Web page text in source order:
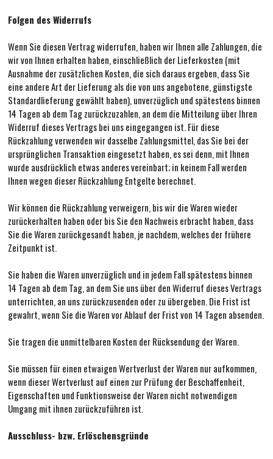
Folgen des Widerrufs
Wenn Sie diesen Vertrag widerrufen, haben wir Ihnen alle Zahlungen, die
wir von Ihnen erhalten haben, einschließlich der Lieferkosten (mit
Ausnahme der zusätzlichen Kosten, die sich daraus ergeben, dass Sie
eine andere Art der Lieferung als die von uns angebotene, günstigste
Standardlieferung gewählt haben), unverzüglich und spätestens binnen
14 Tagen ab dem Tag zurückzuzahlen, an dem die Mitteilung über Ihren
Widerruf dieses Vertrags bei uns eingegangen ist. Für diese
Rückzahlung verwenden wir dasselbe Zahlungsmittel, das Sie bei der
ursprünglichen Transaktion eingesetzt haben, es sei denn, mit Ihnen
wurde ausdrücklich etwas anderes vereinbart; in keinem Fall werden
Ihnen wegen dieser Rückzahlung Entgelte berechnet.
Wir können die Rückzahlung verweigern, bis wir die Waren wieder
zurückerhalten haben oder bis Sie den Nachweis erbracht haben, dass
Sie die Waren zurückgesandt haben, je nachdem, welches der frühere
Zeitpunkt ist.
Sie haben die Waren unverzüglich und in jedem Fall spätestens binnen
14 Tagen ab dem Tag, an dem Sie uns über den Widerruf dieses Vertrags
unterrichten, an unszurückzusenden oder zu übergeben. Die Frist ist
gewahrt, wenn Sie die Waren vor Ablauf der Frist von 14 Tagen absenden.
Sie tragen die unmittelbaren Kosten der Rücksendung der Waren.
Sie müssen für einen etwaigen Wertverlust der Waren nur aufkommen,
wenn dieser Wertverlust auf einen zur Prüfung der Beschaffenheit,
Eigenschaften und Funktionsweise der Waren nicht notwendigen
Umgang mit ihnen zurückzuführen ist.
Ausschluss- bzw. Erlöschensgründe